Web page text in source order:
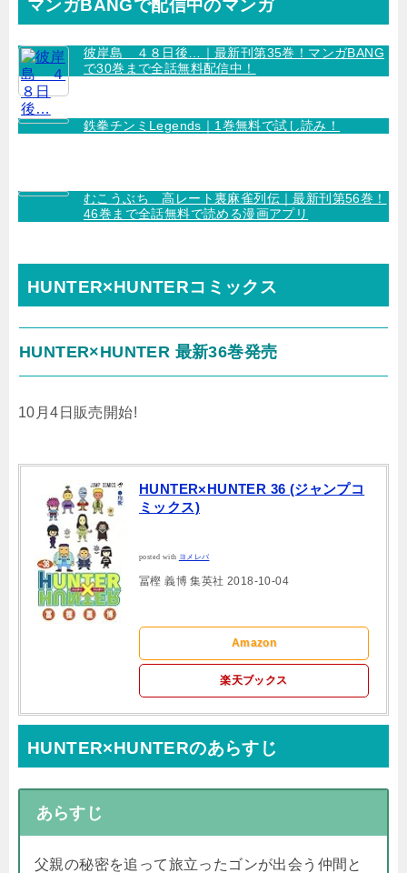
マンガBANGで配信中のマンガ
彼岸島 ４８日後…｜最新刊第35巻！マンガBANG
で30巻まで全話無料配信中！
鉄拳チンミLegends｜1巻無料で試し読み！
むこうぶち 高レート裏麻雀列伝｜最新刊第56巻！
46巻まで全話無料で読める漫画アプリ
HUNTER×HUNTERコミックス
HUNTER×HUNTER 最新36巻発売
10月4日販売開始!
HUNTER×HUNTER 36 (ジャンプコ
ミックス)
posted with ヨメレバ
冨樫 義博 集英社 2018-10-04
Amazon
楽天ブックス
HUNTER×HUNTERのあらすじ
あらすじ
父親の秘密を追って旅立ったゴンが出会う仲間と